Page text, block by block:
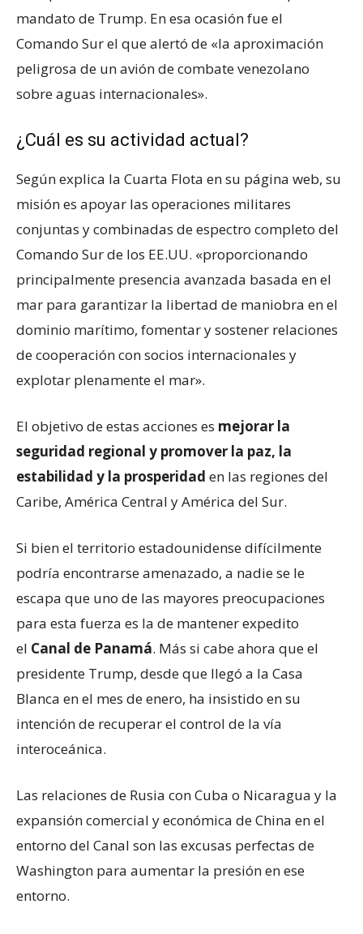
mandato de Trump. En esa ocasión fue el
Comando Sur el que alertó de «la aproximación
peligrosa de un avión de combate venezolano
sobre aguas internacionales».
¿Cuál es su actividad actual?
Según explica la Cuarta Flota en su página web, su
misión es apoyar las operaciones militares
conjuntas y combinadas de espectro completo del
Comando Sur de los EE.UU. «proporcionando
principalmente presencia avanzada basada en el
mar para garantizar la libertad de maniobra en el
dominio marítimo, fomentar y sostener relaciones
de cooperación con socios internacionales y
explotar plenamente el mar».
El objetivo de estas acciones es mejorar la
seguridad regional y promover la paz, la
estabilidad y la prosperidad en las regiones del
Caribe, América Central y América del Sur.
Si bien el territorio estadounidense difícilmente
podría encontrarse amenazado, a nadie se le
escapa que uno de las mayores preocupaciones
para esta fuerza es la de mantener expedito
el Canal de Panamá. Más si cabe ahora que el
presidente Trump, desde que llegó a la Casa
Blanca en el mes de enero, ha insistido en su
intención de recuperar el control de la vía
interoceánica.
Las relaciones de Rusia con Cuba o Nicaragua y la
expansión comercial y económica de China en el
entorno del Canal son las excusas perfectas de
Washington para aumentar la presión en ese
entorno.